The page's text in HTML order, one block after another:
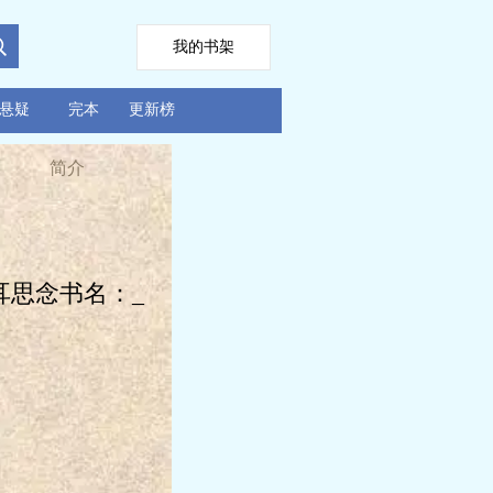
我的书架
悬疑 完本 更新榜
简介
念书名：_